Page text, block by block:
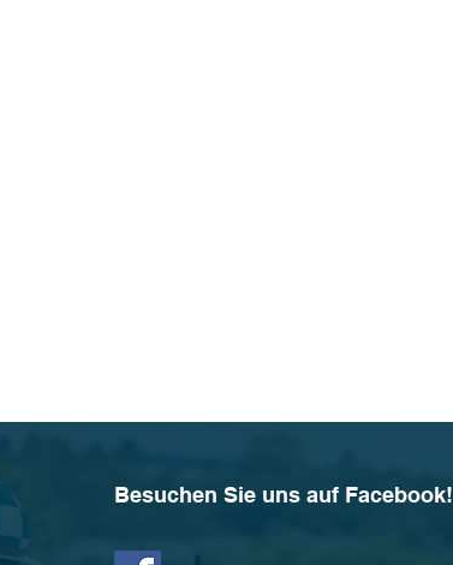
Besuchen Sie uns auf Facebook!